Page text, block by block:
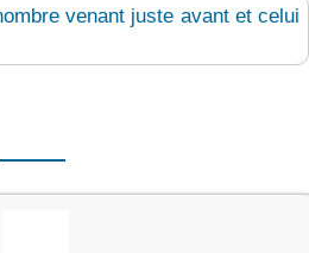
venant juste avant et celui